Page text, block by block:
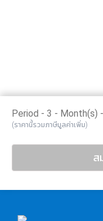
Period - 3 - Month(s)
(ราคานี้รวมภาษีมูลค่าเพิ่ม)
ส